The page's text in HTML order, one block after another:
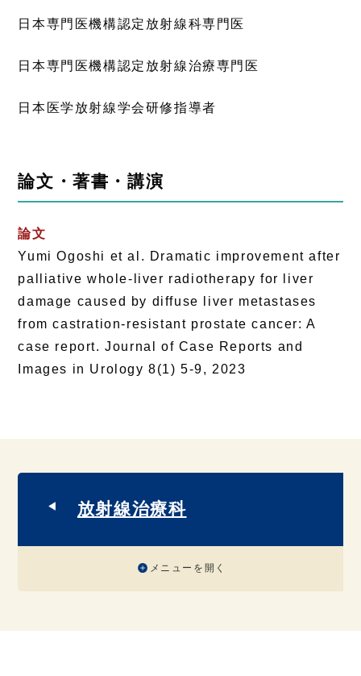
日本専門医機構認定放射線科専門医
日本専門医機構認定放射線治療専門医
日本医学放射線学会研修指導者
論文・著書・講演
論文
Yumi Ogoshi et al. Dramatic improvement after
palliative whole-liver radiotherapy for liver
damage caused by diffuse liver metastases
from castration-resistant prostate cancer: A
case report. Journal of Case Reports and
Images in Urology 8(1) 5-9, 2023
放射線治療科
メニューを開く